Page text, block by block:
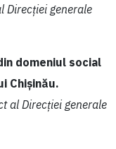
Direcției generale
domeniul social
Chișinău.
al Direcției generale